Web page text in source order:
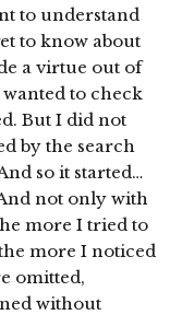
to understand
to know about
a virtue out of
to check
But I did not
by the search
so it started…
not only with
more I tried to
more I noticed
omitted,
without